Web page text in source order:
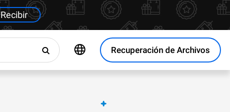
Recibir
Recuperación de Archivos